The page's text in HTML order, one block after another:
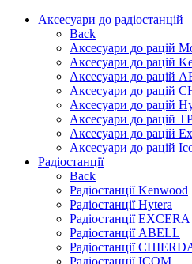
Аксесуари до радіостанцій
Back
Аксесуари до рацій
Аксесуари до рацій
Аксесуари до рацій
Аксесуари до рацій
Аксесуари до рацій
Аксесуари до рацій
Аксесуари до рацій
Аксесуари до рацій
Радіостанції
Back
Радіостанції Kenwood
Радіостанції Hytera
Радіостанції EXCERA
Радіостанції ABELL
Радіостанції
Радіостанції ICOM